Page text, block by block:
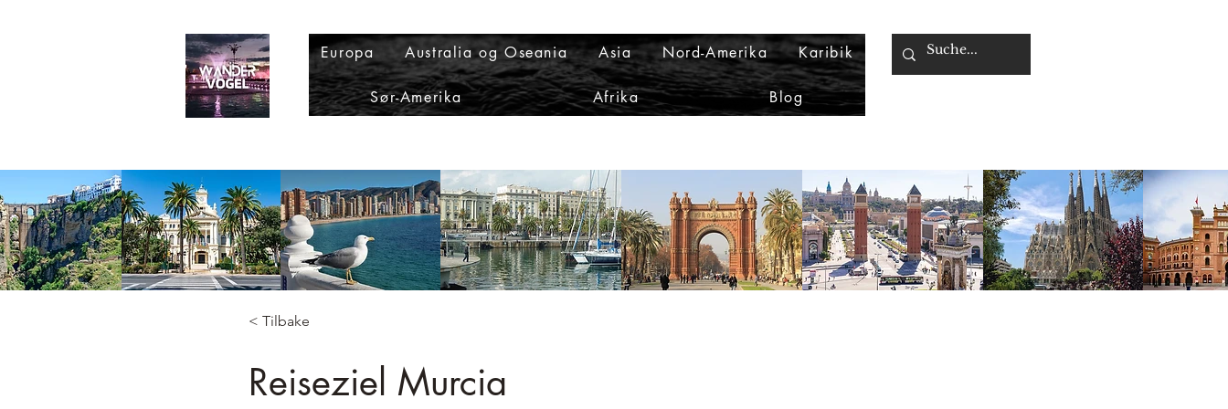
Europa Australia og Oseania Asia Nord-Amerika Karibik
Sør-Amerika Afrika Blog
< Tilbake
Reiseziel Murcia